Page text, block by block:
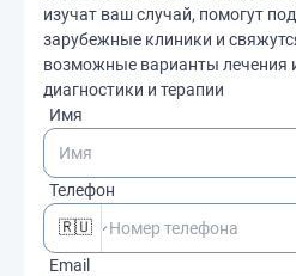
изучат ваш случай, помогут
зарубежные клиники и
возможные варианты лечения
диагностики и терапии
Имя
Телефон
🇷🇺
Email